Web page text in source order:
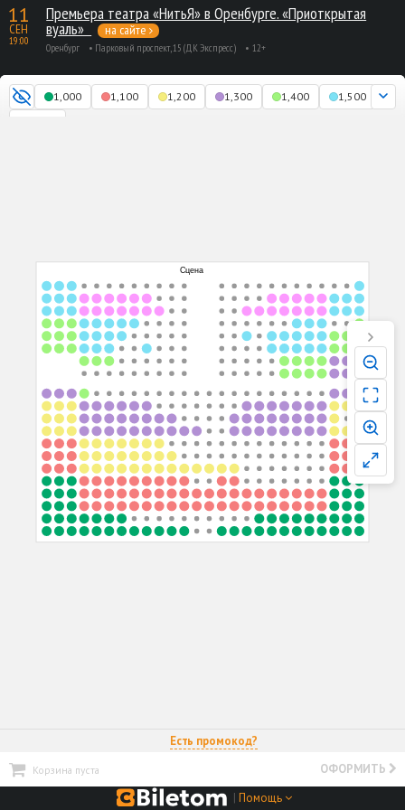
11
СЕН
19:00
Премьера театра «НитьЯ» в Оренбурге. «Приоткрытая
вуаль» на сайте
Оренбург Парковый проспект, 15 (ДК Экспресс) 12+
1,000 1,100 1,200 1,300 1,400
1,500
Есть промокод?
Корзина пуста
ОФОРМИТЬ
| Помощь